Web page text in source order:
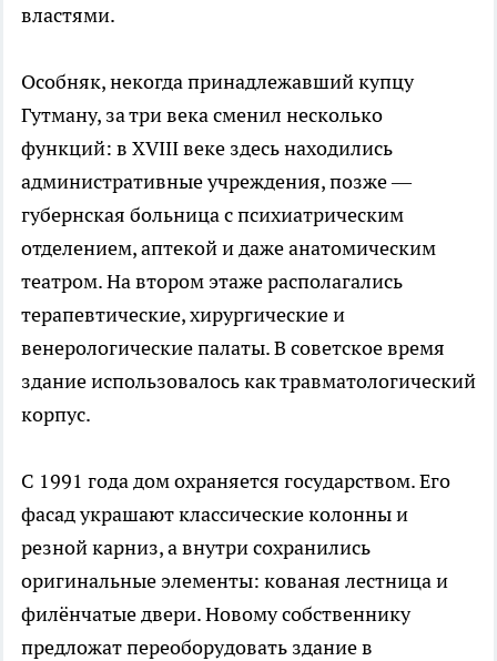
властями.
Особняк, некогда принадлежавший купцу
Гутману, за три века сменил несколько
функций: в XVIII веке здесь находились
административные учреждения, позже —
губернская больница с психиатрическим
отделением, аптекой и даже анатомическим
театром. На втором этаже располагались
терапевтические, хирургические и
венерологические палаты. В советское время
здание использовалось как травматологический
корпус.
С 1991 года дом охраняется государством. Его
фасад украшают классические колонны и
резной карниз, а внутри сохранились
оригинальные элементы: кованая лестница и
филёнчатые двери. Новому собственнику
предложат переоборудовать здание в